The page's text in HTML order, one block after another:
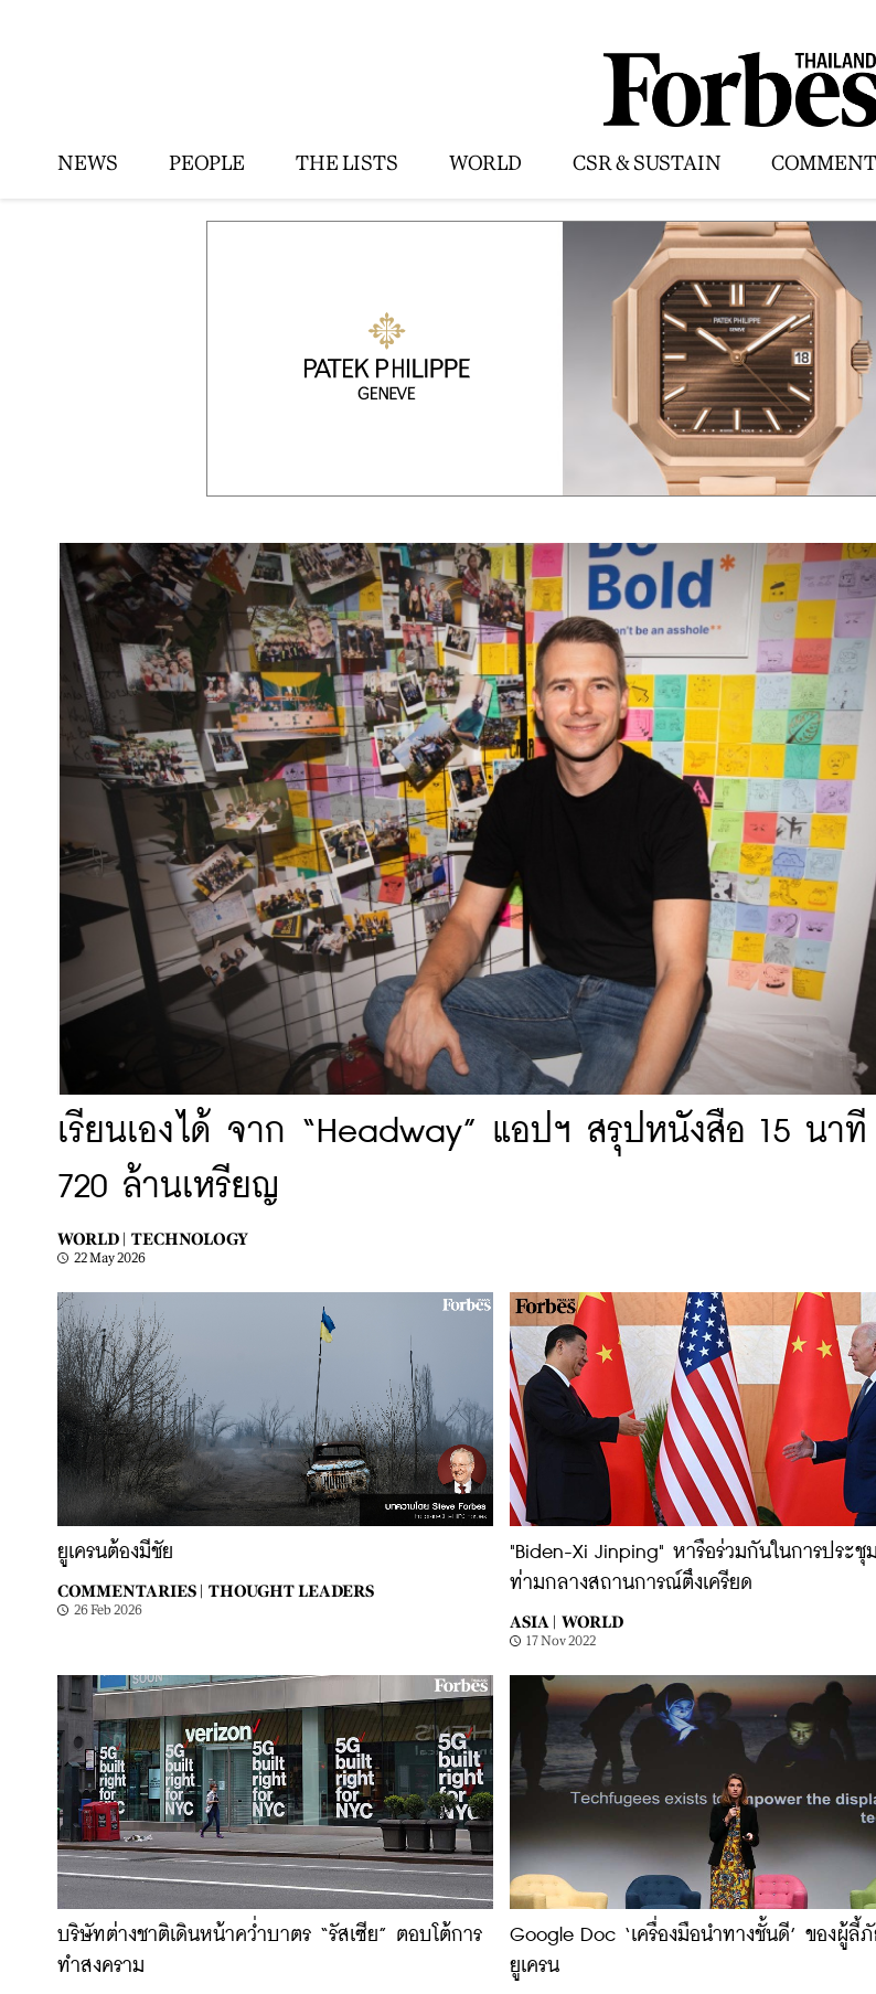
NEWS PEOPLE THE LISTS WORLD CSR & SUSTAIN
เรียนเองได้ จาก “Headway” แอปฯ สรุปหนังสือ 15 นา
720 ล้านเหรียญ
WORLD | TECHNOLOGY
22 May 2026
ยูเครนต้องมีชัย
COMMENTARIES | THOUGHT LEADERS
26 Feb 2026
"Biden-Xi Jinping" หารือร่วมกันในการประชุ
ท่ามกลางสถานการณ์ตึงเครียด
ASIA | WORLD
17 Nov 2022
บริษัทต่างชาติเดินหน้าคว่ำบาตร “รัสเซีย” ตอบโต้การ
ทำสงคราม
Google Doc ‘เครื่องมือนำทางชั้นดี’ ของผู้ลี้ภั
ยูเครน